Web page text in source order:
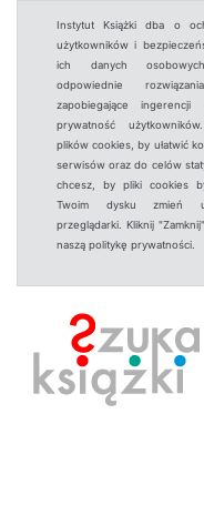
Instytut Książki dba o
użytkowników i
ich danych
odpowiednie
zapobiegające
prywatność
plików cookies, by ułatwić
serwisów oraz do celów
chcesz, by pliki cookies
Twoim dysku zmień
przeglądarki. Kliknij
naszą politykę prywatności.